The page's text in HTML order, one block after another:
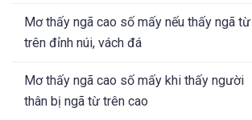
Mơ thấy ngã cao số mấy nếu thấy ngã từ
trên đỉnh núi, vách đá
Mơ thấy ngã cao số mấy khi thấy người
thân bị ngã từ trên cao